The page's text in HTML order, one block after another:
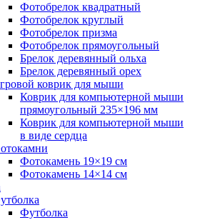
Фотобрелок квадратный
Фотобрелок круглый
Фотобрелок призма
Фотобрелок прямоугольный
Брелок деревянный ольха
Брелок деревянный орех
коврик для мыши
Коврик для компьютерной мыши
прямоугольный 235×196 мм
Коврик для компьютерной мыши
в виде сердца
Фотокамень 19×19 см
Фотокамень 14×14 см
Футболка